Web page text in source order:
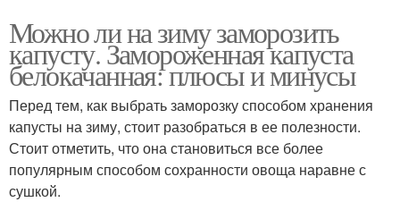
Можно ли на зиму заморозить
капусту. Замороженная капуста
белокачанная: плюсы и минусы
Перед тем, как выбрать заморозку способом хранения
капусты на зиму, стоит разобраться в ее полезности.
Стоит отметить, что она становиться все более
популярным способом сохранности овоща наравне с
сушкой.